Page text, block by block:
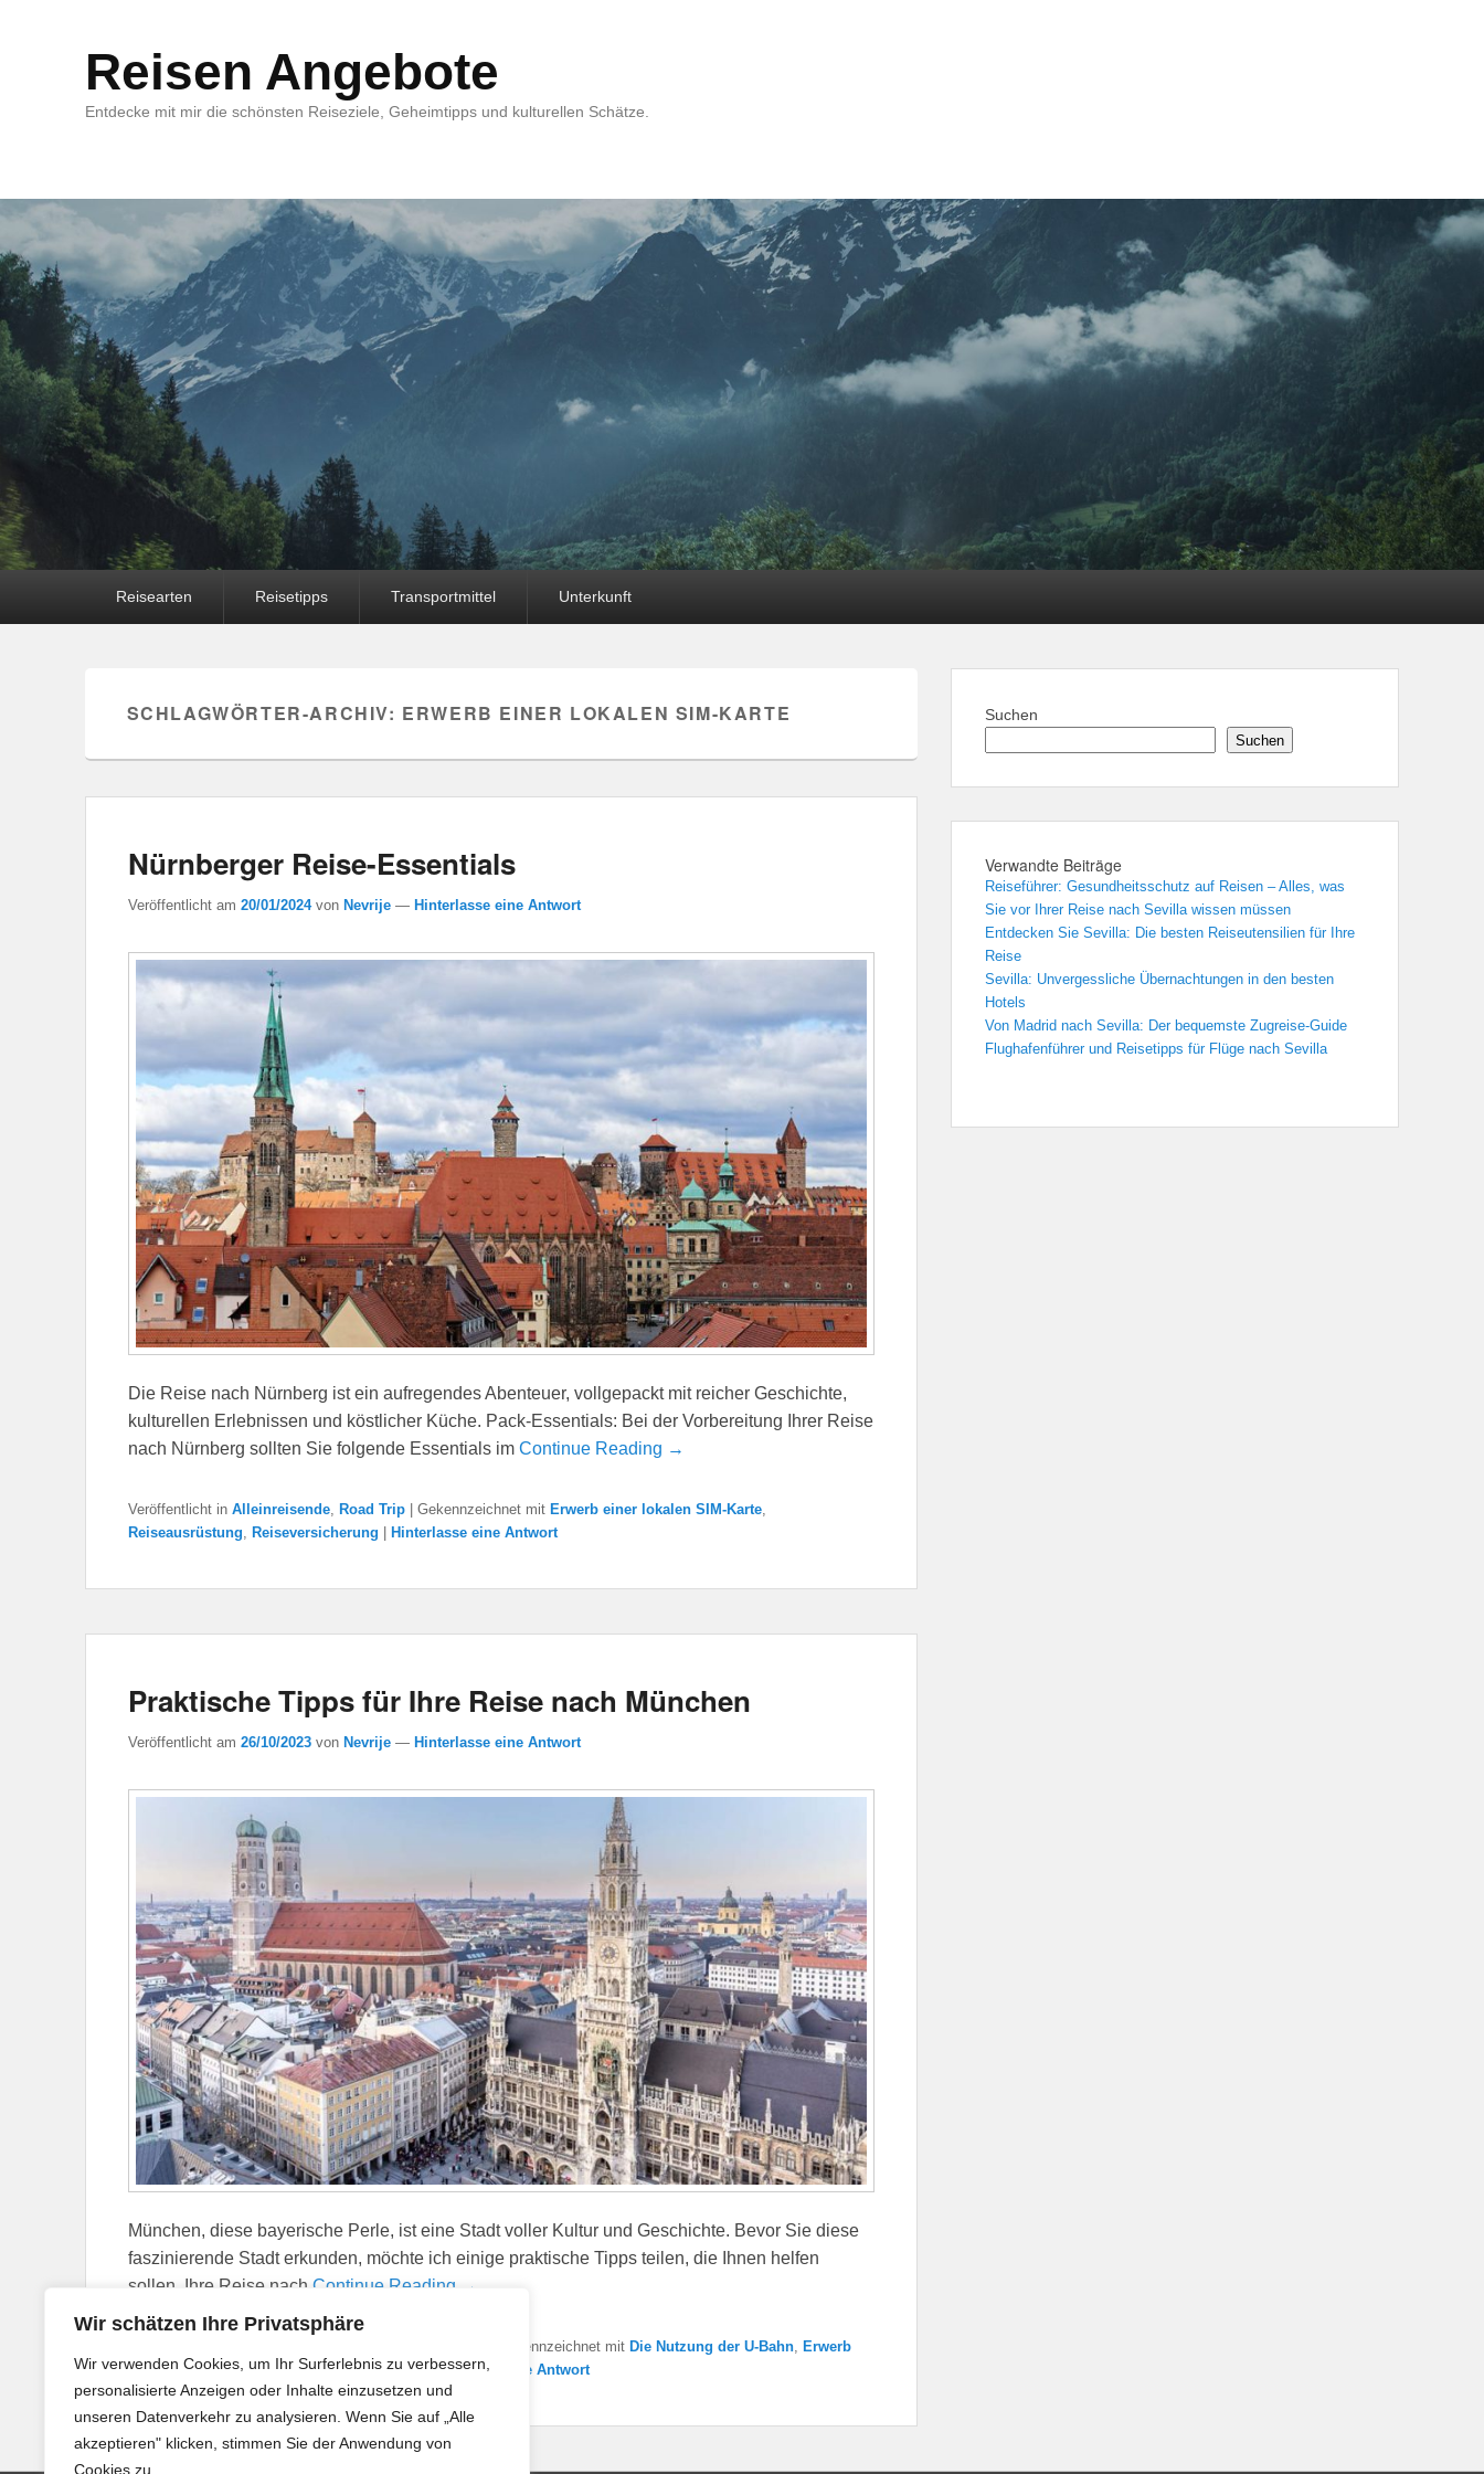
Wir schätzen Ihre Privatsphäre
Wir verwenden Cookies, um Ihr Surferlebnis zu verbessern,
personalisierte Anzeigen oder Inhalte einzusetzen und
unseren Datenverkehr zu analysieren. Wenn Sie auf „Alle
akzeptieren" klicken, stimmen Sie der Anwendung von
Cookies zu.
Reisen Angebote
Entdecke mit mir die schönsten Reiseziele, Geheimtipps und kulturellen Schätze.
Reisearten Reisetipps Transportmittel Unterkunft
SCHLAGWÖRTER-ARCHIV: ERWERB EINER LOKALEN SIM-KARTE
Nürnberger Reise-Essentials
Veröffentlicht am 20/01/2024 von Nevrije — Hinterlasse eine Antwort
Die Reise nach Nürnberg ist ein aufregendes Abenteuer, vollgepackt mit reicher Geschichte,
kulturellen Erlebnissen und köstlicher Küche. Pack-Essentials: Bei der Vorbereitung Ihrer Reise
nach Nürnberg sollten Sie folgende Essentials im Continue Reading →
Veröffentlicht in Alleinreisende Road Trip Gekennzeichnet mit Erwerb einer lokalen SIM-Karte
Reiseausrüstung
Reiseversicherung Hinterlasse eine Antwort
Praktische Tipps für Ihre Reise nach München
Veröffentlicht am 26/10/2023 von Nevrije — Hinterlasse eine Antwort
München, diese bayerische Perle, ist eine Stadt voller Kultur und Geschichte. Bevor Sie diese
faszinierende Stadt erkunden, möchte ich einige praktische Tipps teilen, die Ihnen helfen
sollen, Ihre Reise nach Continue Reading →
Gekennzeichnet mit Die Nutzung der U-Bahn
Erwerb
einer lokalen SIM-Karte, Reiseausrüstung |Hinterlasse eine Antwort
Suchen
Suchen
Verwandte Beiträge
Reiseführer: Gesundheitsschutz auf Reisen – Alles, was
Sie vor Ihrer Reise nach Sevilla wissen müssen
Entdecken Sie Sevilla: Die besten Reiseutensilien für Ihre
Reise
Sevilla: Unvergessliche Übernachtungen in den besten
Hotels
Von Madrid nach Sevilla: Der bequemste Zugreise-Guide
Flughafenführer und Reisetipps für Flüge nach Sevilla